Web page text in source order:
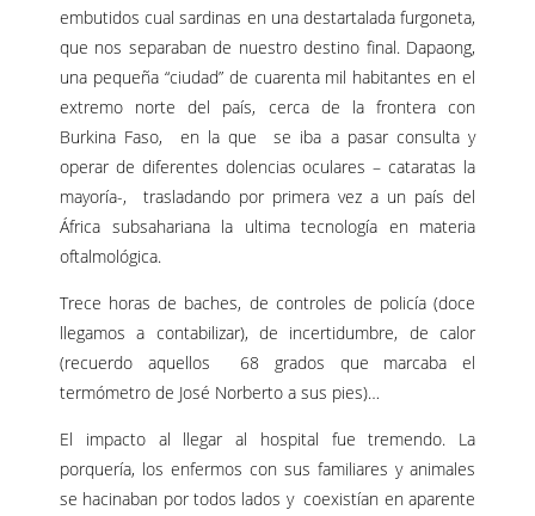
embutidos cual sardinas en una destartalada furgoneta,
que nos separaban de nuestro destino final. Dapaong,
una pequeña “ciudad” de cuarenta mil habitantes en el
extremo norte del país, cerca de la frontera con
Burkina Faso, en la que se iba a pasar consulta y
operar de diferentes dolencias oculares – cataratas la
mayoría-, trasladando por primera vez a un país del
África subsahariana la ultima tecnología en materia
oftalmológica.
Trece horas de baches, de controles de policía (doce
llegamos a contabilizar), de incertidumbre, de calor
(recuerdo aquellos 68 grados que marcaba el
termómetro de José Norberto a sus pies)…
El impacto al llegar al hospital fue tremendo. La
porquería, los enfermos con sus familiares y animales
se hacinaban por todos lados y coexistían en aparente